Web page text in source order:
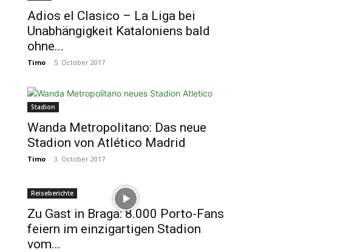
Adios el Clasico – La Liga bei
Unabhängigkeit Kataloniens bald
ohne...
Timo - 5. October 2017
Stadion
Wanda Metropolitano: Das neue
Stadion von Atlético Madrid
Timo - 3. October 2017
Reiseberichte
Zu Gast in Braga: 8.000 Porto-Fans
feiern im einzigartigen Stadion
vom...